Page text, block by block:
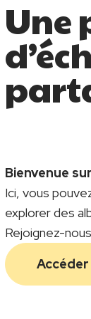
Une
Bienvenue
Ici, vous
explorer des
Rejoignez-
Lien